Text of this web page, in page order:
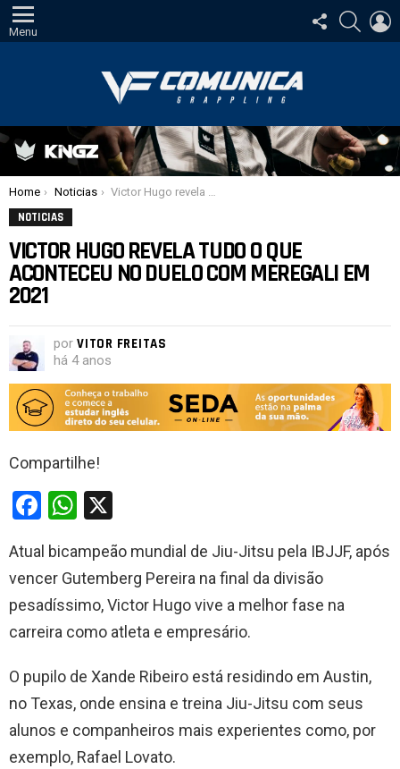
Menu
SIGA-
NOS
Você está aqui:
Home Noticias Victor Hugo revela tudo o que aconteceu no duelo com Meregali em 2021
NOTICIAS
VICTOR HUGO REVELA TUDO O QUE
ACONTECEU NO DUELO COM MEREGALI EM
2021
por VITOR FREITAS
há 4 anos
Compartilhe!
F
ce
b
o
o
k
W
at
s
A
p
p
Atual bicampeão mundial de Jiu-Jitsu pela IBJJF, após
vencer Gutemberg Pereira na final da divisão
pesadíssimo, Victor Hugo vive a melhor fase na
carreira como atleta e empresário.
O pupilo de Xande Ribeiro está residindo em Austin,
no Texas, onde ensina e treina Jiu-Jitsu com seus
alunos e companheiros mais experientes como, por
exemplo, Rafael Lovato.